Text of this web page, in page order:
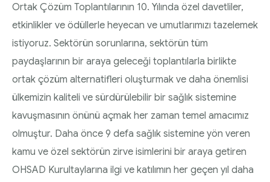
Ortak Çözüm Toplantılarının 10. Yılında özel davetliler,
etkinlikler ve ödüllerle heyecan ve umutlarımızı tazelemek
istiyoruz. Sektörün sorunlarına, sektörün tüm
paydaşlarının bir araya geleceği toplantılarla birlikte
ortak çözüm alternatifleri oluşturmak ve daha önemlisi
ülkemizin kaliteli ve sürdürülebilir bir sağlık sistemine
kavuşmasının önünü açmak her zaman temel amacımız
olmuştur. Daha önce 9 defa sağlık sistemine yön veren
kamu ve özel sektörün zirve isimlerini bir araya getiren
OHSAD Kurultaylarına ilgi ve katılımın her geçen yıl daha